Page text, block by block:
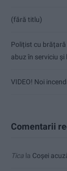
(fără titlu)
Polițist cu
abuz în serviciu și
VIDEO! Noi
Comentarii
Tica la Coșei